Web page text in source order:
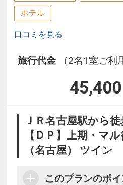
ホテル
口コミを見る
旅行代金
（2名1室ご
ＪＲ名古屋駅から
【ＤＰ】上期・マ
（名古屋） ツイン
このプランのポイ